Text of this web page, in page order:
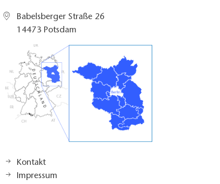
Babelsberger Straße 26
14473 Potsdam
Kontakt
Impressum